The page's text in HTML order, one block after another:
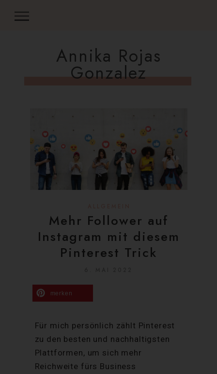
Annika Rojas
Gonzalez
Mehr Follower auf
Instagram mit diesem
Pinterest Trick
merken
Für mich persönlich zählt Pinterest
zu den besten und nachhaltigsten
Plattformen, um sich mehr
Reichweite fürs Business